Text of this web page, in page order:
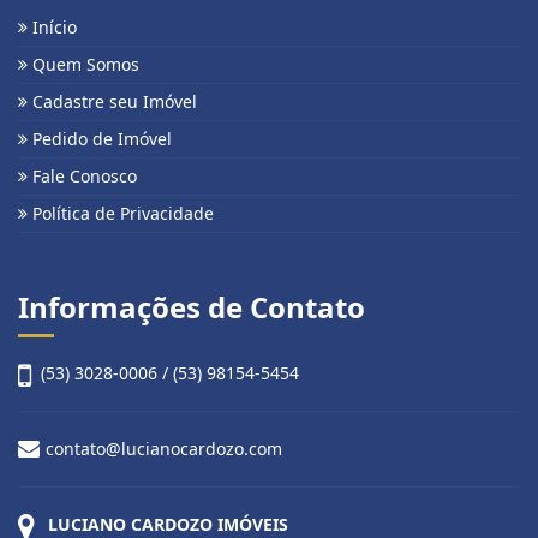
Início
Quem Somos
Cadastre seu Imóvel
Pedido de Imóvel
Fale Conosco
Política de Privacidade
Informações de Contato
(53) 3028-0006 / (53) 98154-5454
contato@lucianocardozo.com
LUCIANO CARDOZO IMÓVEIS